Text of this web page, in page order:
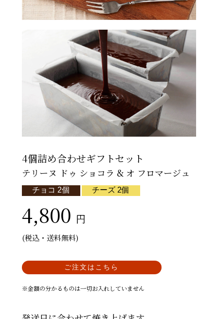
4個詰め合わせギフトセット
テリーヌ ドゥ ショコラ & オ フロマージュ
チョコ 2個 チーズ 2個
4,800 円
(税込・送料無料)
ご注文はこちら
※金額の分かるものは一切お入れしていません